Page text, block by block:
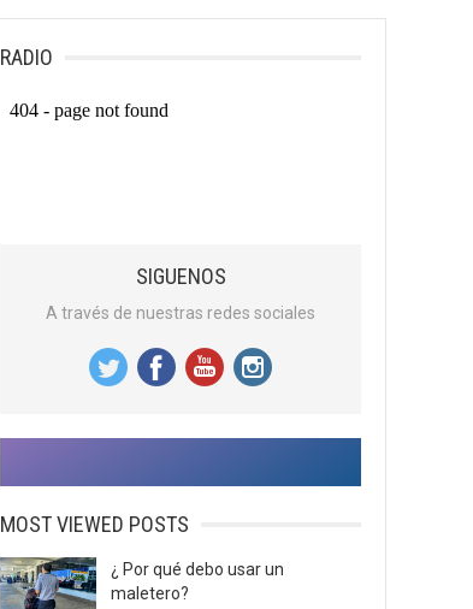
RADIO
SIGUENOS
A través de nuestras redes sociales
MOST VIEWED POSTS
¿ Por qué debo usar un
maletero?